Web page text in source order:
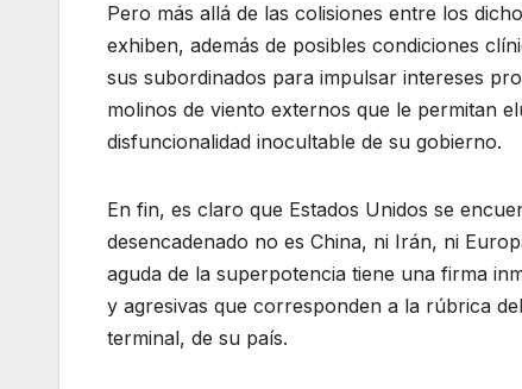
Pero más allá de las colisiones entre los
exhiben, además de posibles condiciones
sus subordinados para impulsar intereses
molinos de viento externos que le permitan
disfuncionalidad inocultable de su gobierno.
En fin, es claro que Estados Unidos se
desencadenado no es China, ni Irán, ni
aguda de la superpotencia tiene una firma
y agresivas que corresponden a la rúbrica
terminal, de su país.